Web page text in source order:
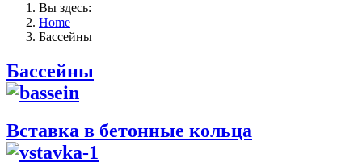
Вы здесь:
Home
Бассейны
Бассейны
Вставка в бетонные кольца